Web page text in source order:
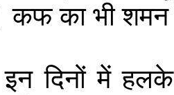
कफ का भी शमन
इन दिनों में